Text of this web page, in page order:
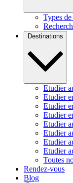
Types
Destinations
Etudier
Etudier
Etudier
Etudier
Etudier
Etudier
Etudier
Etudier
Toutes
Rendez-vous
Blog